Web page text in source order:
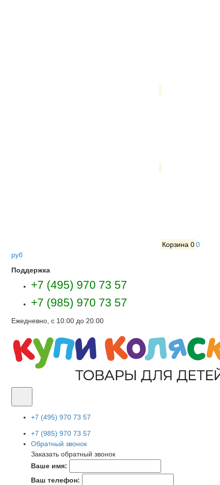
Корзина 00
руб
Поддержка
+7 (495) 970 73 57
+7 (985) 970 73 57
Ежедневно, с 10.00 до 20.00
+7 (495) 970 73 57
+7 (985) 970 73 57
Обратный звонок
Заказать обратный звонок
Ваше имя:
Ваш телефон: